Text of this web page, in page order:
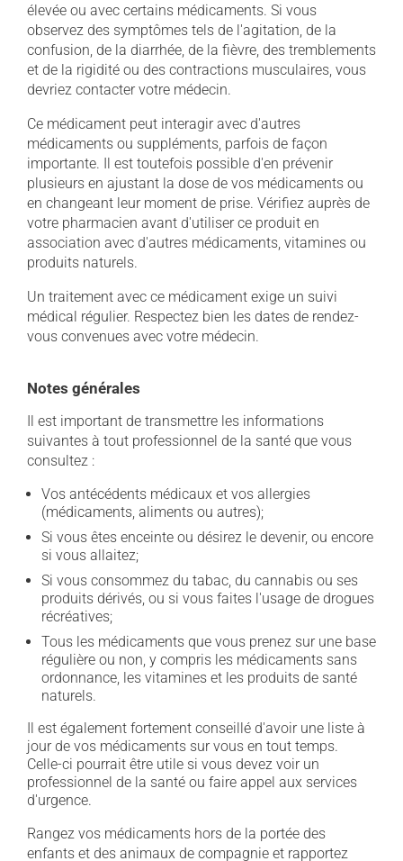
élevée ou avec certains médicaments. Si vous
observez des symptômes tels de l'agitation, de la
confusion, de la diarrhée, de la fièvre, des tremblements
et de la rigidité ou des contractions musculaires, vous
devriez contacter votre médecin.
Ce médicament peut interagir avec d'autres
médicaments ou suppléments, parfois de façon
importante. Il est toutefois possible d'en prévenir
plusieurs en ajustant la dose de vos médicaments ou
en changeant leur moment de prise. Vérifiez auprès de
votre pharmacien avant d'utiliser ce produit en
association avec d'autres médicaments, vitamines ou
produits naturels.
Un traitement avec ce médicament exige un suivi
médical régulier. Respectez bien les dates de rendez-
vous convenues avec votre médecin.
Notes générales
Il est important de transmettre les informations
suivantes à tout professionnel de la santé que vous
consultez :
Vos antécédents médicaux et vos allergies
(médicaments, aliments ou autres);
Si vous êtes enceinte ou désirez le devenir, ou encore
si vous allaitez;
Si vous consommez du tabac, du cannabis ou ses
produits dérivés, ou si vous faites l'usage de drogues
récréatives;
Tous les médicaments que vous prenez sur une base
régulière ou non, y compris les médicaments sans
ordonnance, les vitamines et les produits de santé
naturels.
Il est également fortement conseillé d'avoir une liste à
jour de vos médicaments sur vous en tout temps.
Celle-ci pourrait être utile si vous devez voir un
professionnel de la santé ou faire appel aux services
d'urgence.
Rangez vos médicaments hors de la portée des
enfants et des animaux de compagnie et rapportez